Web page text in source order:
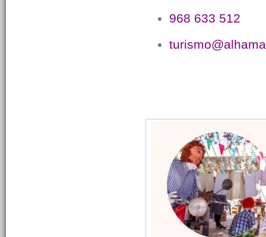
968 633 512